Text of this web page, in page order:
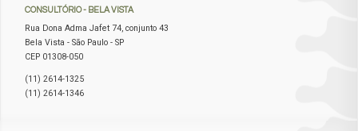
CONSULTÓRIO- BELA VISTA
Rua Dona Adma Jafet 74, conjunto 43
Bela Vista - São Paulo - SP
CEP 01308-050
(11) 2614-1325
(11) 2614-1346